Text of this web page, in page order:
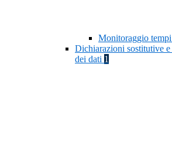
Monitoraggio
Dichiarazioni sostitutive
dei dati 1